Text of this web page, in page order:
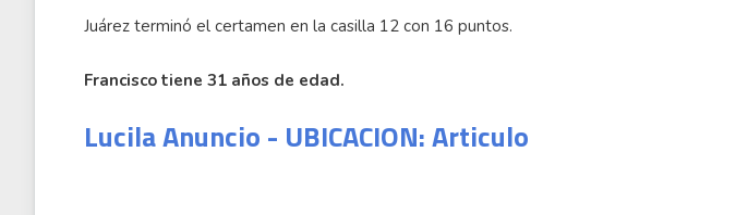
Juárez terminó el certamen en la casilla 12 con 16 puntos.
Francisco tiene 31 años de edad.
Lucila Anuncio - UBICACION: Articulo